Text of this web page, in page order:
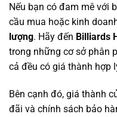
Nếu bạn có đam mê với
cầu mua hoặc kinh
lượng. Hãy đến Billiards
trong những cơ sở phân
cả đều có giá thành hợp
Bên cạnh đó, giá thành
đãi và chính sách bảo